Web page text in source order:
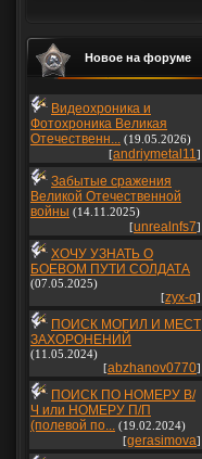
Новое на форуме
Видеохроника и
Фотохроника Великая
Отечественн... (19.05.2026)
[andriymetal11]
Забытые сражения
Великой Отечественной
войны (14.11.2025)
[unrealnfs7]
ХОЧУ УЗНАТЬ О
БОЕВОМ ПУТИ СОЛДАТА
(07.05.2025)
[zyx-q]
ПОИСК МОГИЛ И МЕСТ
ЗАХОРОНЕНИЙ
(11.05.2024)
[abzhanov0770]
ПОИСК ПО НОМЕРУ В/
Ч или НОМЕРУ П/П
(полевой по... (19.02.2024)
[gerasimova]